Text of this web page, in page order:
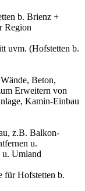
b. Brienz +
Region
uvm. (Hofstetten b.
Beton,
Erweitern von
Kamin-Einbau
z.B. Balkon-
u.
u. Umland
für Hofstetten b.